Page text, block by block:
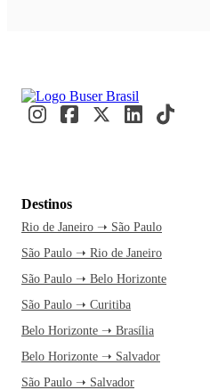
Destinos
Rio de Janeiro ➝ São Paulo
São Paulo ➝ Rio de Janeiro
São Paulo ➝ Belo Horizonte
São Paulo ➝ Curitiba
Belo Horizonte ➝ Brasília
Belo Horizonte ➝ Salvador
São Paulo ➝ Salvador